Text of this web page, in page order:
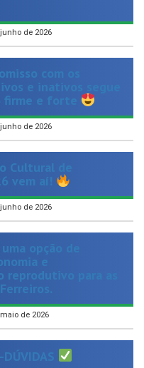
de 2026
com os
e inativos segue
firme e forte
de 2026
Cultural de
vem aí!
de 2026
opção de
e
para as
de 2026
de 2026